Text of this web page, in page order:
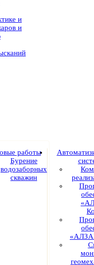
и
и
работы
Бурение
водозаборных
скважин